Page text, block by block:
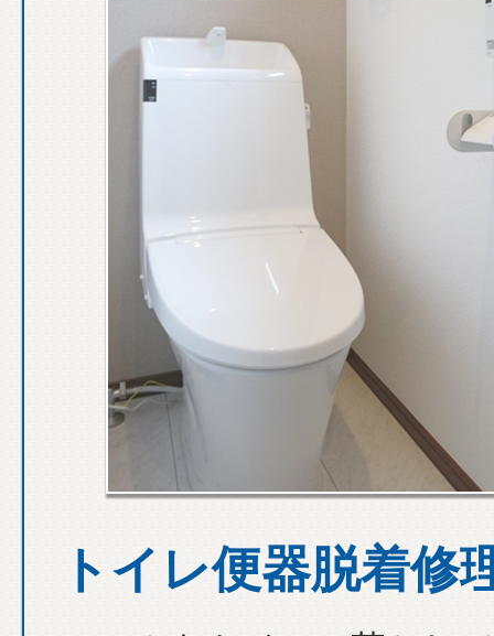
トイレ便器脱着修